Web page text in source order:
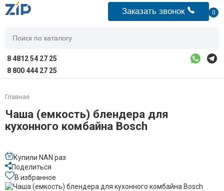
Заказать звонок 0
8 4812 54 27 25
8 800 444 27 25
Главная
Чаша (емкость) блендера для
кухонного комбайна Bosch
Купили NAN раз
Поделиться
В избранное